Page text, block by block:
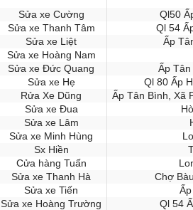
Sửa xe Cường
Ql50
Sửa xe Thanh Tâm
Ql 54
Sửa xe Liệt
Ấp
Sửa xe Hoàng Nam
Sửa xe Đức Quang
Ấp
Sửa xe Hẹ
Ql 80 Ấp
Rửa Xe Dũng
Ấp Tân Bình, Xã
Sửa xe Đua
Sửa xe Lâm
Sửa xe Minh Hùng
Sx Hiền
Cửa hàng Tuấn
Sửa xe Thanh Hà
Chợ
Sửa xe Tiến
Sửa xe Hoàng Trường
Ql 54